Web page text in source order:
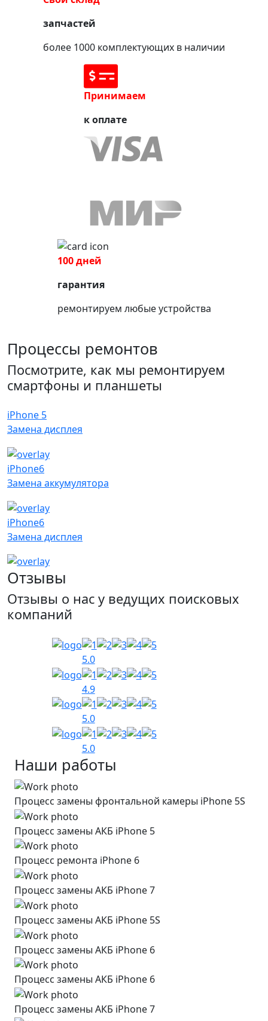
запчастей
более 1000 комплектующих в наличии
Принимаем
к оплате
100 дней
гарантия
ремонтируем любые устройства
Процессы ремонтов
Посмотрите, как мы ремонтируем
смартфоны и планшеты
iPhone 5
Замена дисплея
iPhone6
Замена аккумулятора
iPhone6
Замена дисплея
Отзывы
Отзывы о нас у ведущих поисковых
компаний
5.0
4.9
5.0
5.0
Наши работы
Процесс замены фронтальной камеры iPhone 5S
Процесс замены АКБ iPhone 5
Процесс ремонта iPhone 6
Процесс замены АКБ iPhone 7
Процесс замены АКБ iPhone 5S
Процесс замены АКБ iPhone 6
Процесс замены АКБ iPhone 6
Процесс замены АКБ iPhone 7